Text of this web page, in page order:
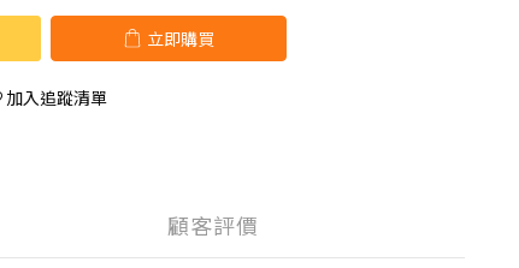
立即購買
加入追蹤清單
顧客評價